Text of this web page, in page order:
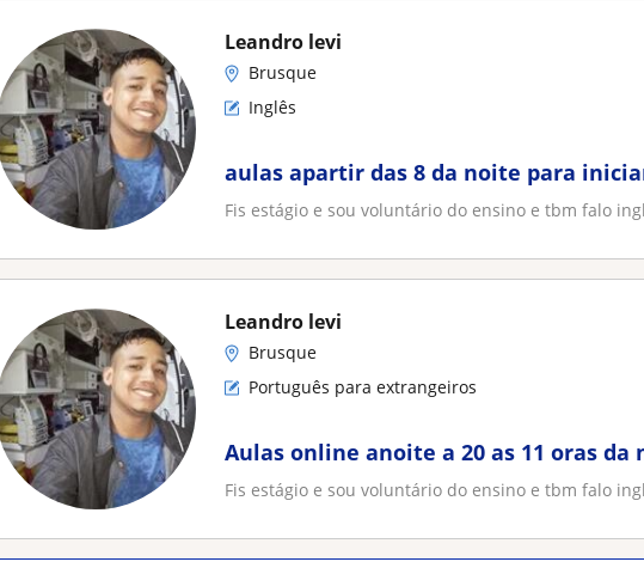
Leandro levi
Brusque
Inglês
aulas apartir das 8 da noite para
Fis estágio e sou voluntário do ensino e tbm falo
Leandro levi
Brusque
Português para extrangeiros
Aulas online anoite a 20 as 11 oras da
Fis estágio e sou voluntário do ensino e tbm falo